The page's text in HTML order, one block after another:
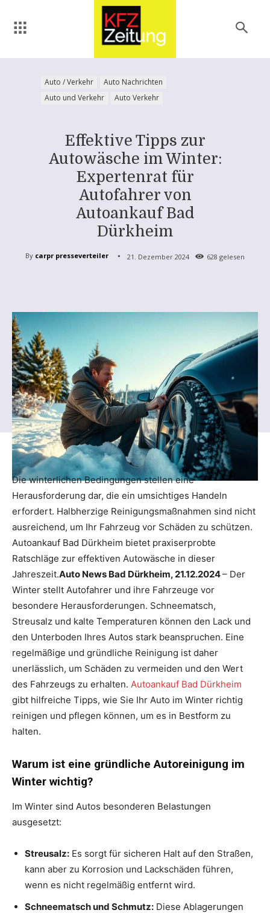
Auto / Verkehr
Auto Nachrichten
Auto und Verkehr
Auto Verkehr
Effektive Tipps zur
Autowäsche im Winter:
Expertenrat für
Autofahrer von
Autoankauf Bad
Dürkheim
By carpr presseverteiler 21. Dezember 2024 628 gelesen
Die winterlichen Bedingungen stellen eine
Herausforderung dar, die ein umsichtiges Handeln
erfordert. Halbherzige Reinigungsmaßnahmen sind nicht
ausreichend, um Ihr Fahrzeug vor Schäden zu schützen.
Autoankauf Bad Dürkheim bietet praxiserprobte
Ratschläge zur effektiven Autowäsche in dieser
Jahreszeit.Auto News Bad Dürkheim, 21.12.2024– Der
Winter stellt Autofahrer und ihre Fahrzeuge vor
besondere Herausforderungen. Schneematsch,
Streusalz und kalte Temperaturen können den Lack und
den Unterboden Ihres Autos stark beanspruchen. Eine
regelmäßige und gründliche Reinigung ist daher
unerlässlich, um Schäden zu vermeiden und den Wert
des Fahrzeugs zu erhalten. Autoankauf Bad Dürkheim
gibt hilfreiche Tipps, wie Sie Ihr Auto im Winter richtig
reinigen und pflegen können, um es in Bestform zu
halten.
Warum ist eine gründliche Autoreinigung im
Winter wichtig?
Im Winter sind Autos besonderen Belastungen
ausgesetzt:
Streusalz: Es sorgt für sicheren Halt auf den Straßen,
kann aber zu Korrosion und Lackschäden führen,
wenn es nicht regelmäßig entfernt wird.
Schneematsch und Schmutz: Diese Ablagerungen